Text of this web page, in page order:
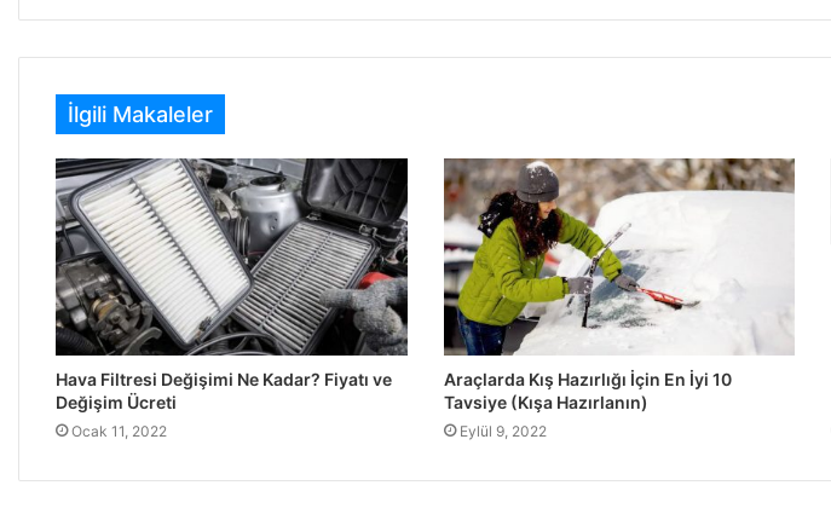
İlgili Makaleler
Hava Filtresi Değişimi Ne Kadar? Fiyatı ve
Değişim Ücreti
Ocak 11, 2022
Araçlarda Kış Hazırlığı İçin En İyi 10
Tavsiye (Kışa Hazırlanın)
Eylül 9, 2022